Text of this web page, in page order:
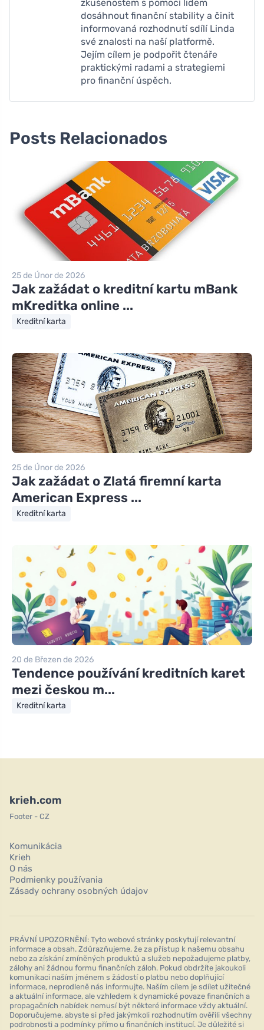
zkušenostem s pomocí lidem
dosáhnout finanční stability a činit
informovaná rozhodnutí sdílí Linda
své znalosti na naší platformě.
Jejím cílem je podpořit čtenáře
praktickými radami a strategiemi
pro finanční úspěch.
Posts Relacionados
25 de Únor de 2026
Jak zažádat o kreditní kartu mBank
mKreditka online ...
Kreditní karta
25 de Únor de 2026
Jak zažádat o Zlatá firemní karta
American Express ...
Kreditní karta
20 de Březen de 2026
Tendence používání kreditních karet
mezi českou m...
Kreditní karta
krieh.com
Footer - CZ
Komunikácia
Krieh
O nás
Podmienky používania
Zásady ochrany osobných údajov
PRÁVNÍ UPOZORNĚNÍ: Tyto webové stránky poskytují relevantní
informace a obsah. Zdůrazňujeme, že za přístup k našemu obsahu
nebo za získání zmíněných produktů a služeb nepožadujeme platby,
zálohy ani žádnou formu finančních záloh. Pokud obdržíte jakoukoli
komunikaci naším jménem s žádostí o platbu nebo doplňující
informace, neprodleně nás informujte. Naším cílem je sdílet užitečné
a aktuální informace, ale vzhledem k dynamické povaze finančních a
propagačních nabídek nemusí být některé informace vždy aktuální.
Doporučujeme, abyste si před jakýmkoli rozhodnutím ověřili všechny
podrobnosti a podmínky přímo u finančních institucí. Je důležité si